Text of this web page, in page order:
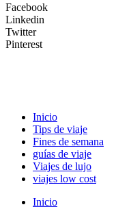
Facebook
Linkedin
Twitter
Pinterest
Inicio
Tips de viaje
Fines de semana
guías de viaje
Viajes de lujo
viajes low cost
Inicio